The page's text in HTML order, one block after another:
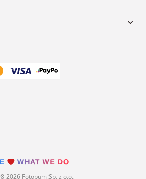
2026 Fotobum Sp. z o.o.